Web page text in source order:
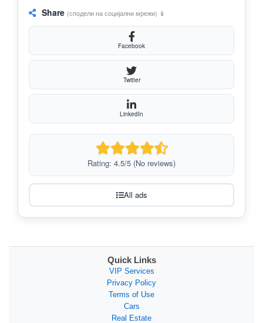
Share (сподели на социјални мрежи) 📱
Facebook
Twitter
LinkedIn
Rating: 4.5/5 (No reviews)
All ads
Quick Links
VIP Services
Privacy Policy
Terms of Use
Cars
Real Estate